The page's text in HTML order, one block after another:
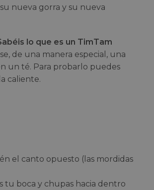
nueva gorra y su nueva
lo que es un TimTam
de una manera especial, una
un té. Para probarlo puedes
caliente.
el canto opuesto (las mordidas
tu boca y chupas hacia dentro